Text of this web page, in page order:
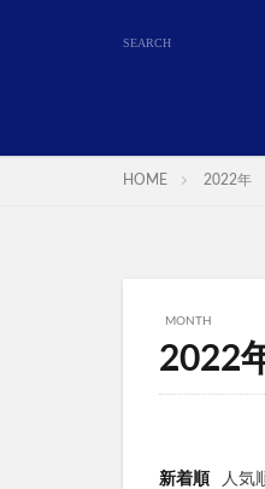
HOME 2022年
MONTH
2022
新着順 人気